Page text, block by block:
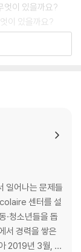
엇이 있을까요?
이 있을까요?
요?
나요?
요?
일어나는 문제들
센터를 설
·청소년들을 돕
서 경력을 쌓은
2019년 3월, 교